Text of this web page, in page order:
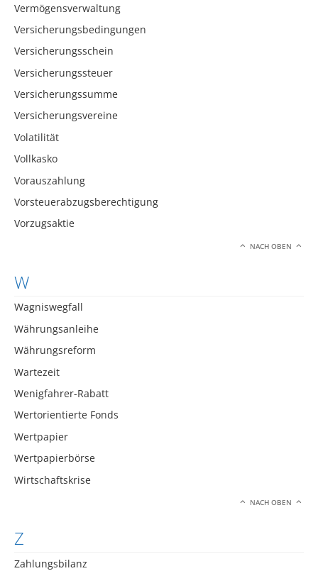
Vermögensverwaltung
Versicherungsbedingungen
Versicherungsschein
Versicherungssteuer
Versicherungssumme
Versicherungsvereine
Volatilität
Vollkasko
Vorauszahlung
Vorsteuerabzugsberechtigung
Vorzugsaktie
NACH OBEN
W
Wagniswegfall
Währungsanleihe
Währungsreform
Wartezeit
Wenigfahrer-Rabatt
Wertorientierte Fonds
Wertpapier
Wertpapierbörse
Wirtschaftskrise
NACH OBEN
Z
Zahlungsbilanz